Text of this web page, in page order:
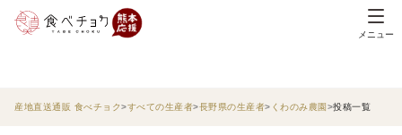
メニュー
産地直送通販 食べチョク すべての生産者 長野県の生産者 くわのみ農園 投稿一覧